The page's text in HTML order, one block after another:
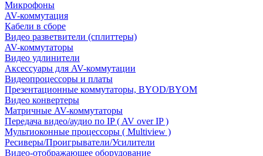
Микрофоны
AV-коммутация
Кабели в сборе
Видео разветвители (сплиттеры)
AV-коммутаторы
Видео удлинители
Аксессуары для AV-коммутации
Видеопроцессоры и платы
Презентационные коммутаторы, BYOD/BYOM
Видео конвертеры
Матричные AV-коммутаторы
Передача видео/аудио по IP ( AV over IP )
Мультиоконные процессоры ( Multiview )
Ресиверы/Проигрыватели/Усилители
Видео-отображающее оборудование